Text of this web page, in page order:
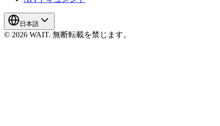
日本語
© 2026 WAIT. 無断転載を禁じます。